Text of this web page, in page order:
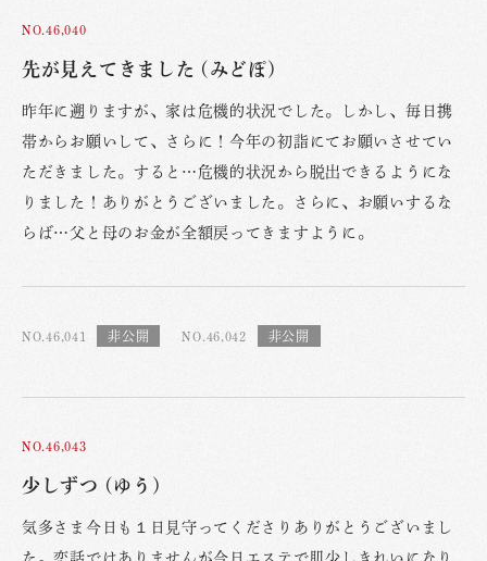
NO.46,040
先が見えてきました (みどぽ)
昨年に遡りますが、家は危機的状況でした。しかし、毎日携
帯からお願いして、さらに！今年の初詣にてお願いさせてい
ただきました。すると…危機的状況から脱出できるようにな
りました！ありがとうございました。さらに、お願いするな
らば…父と母のお金が全額戻ってきますように。
NO.46,041 NO.46,042
NO.46,043
少しずつ (ゆう)
気多さま今日も１日見守ってくださりありがとうございまし
た。恋話ではありませんが今日エステで肌少しきれいになり